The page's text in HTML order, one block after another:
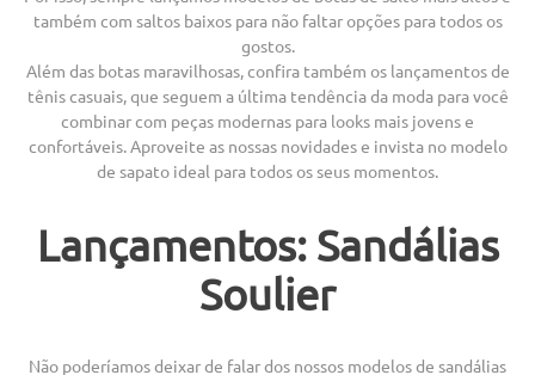
também com saltos baixos para não faltar opções para todos os
gostos.
Além das botas maravilhosas, confira também os lançamentos de
tênis casuais, que seguem a última tendência da moda para você
combinar com peças modernas para looks mais jovens e
confortáveis. Aproveite as nossas novidades e invista no modelo
de sapato ideal para todos os seus momentos.
Lançamentos: Sandálias
Soulier
Não poderíamos deixar de falar dos nossos modelos de sandálias